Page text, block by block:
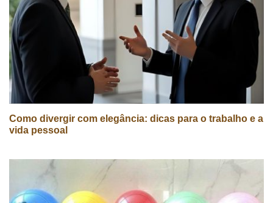
Como divergir com elegância: dicas para o trabalho e a
vida pessoal